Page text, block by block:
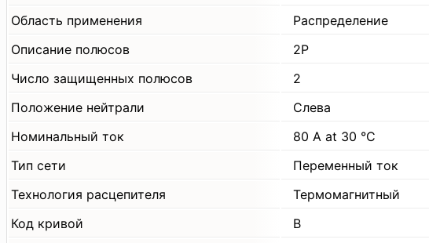
Область применения
Распределение
Описание полюсов
2P
Число защищенных полюсов
2
Положение нейтрали
Слева
Номинальный ток
80 A at 30 °C
Тип сети
Переменный ток
Технология расцепителя
Термомагнитный
Код кривой
B